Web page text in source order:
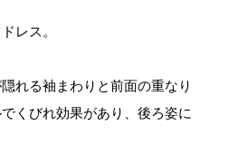
レス。
れる袖まわりと前面の重なり
くびれ効果があり、後ろ姿に